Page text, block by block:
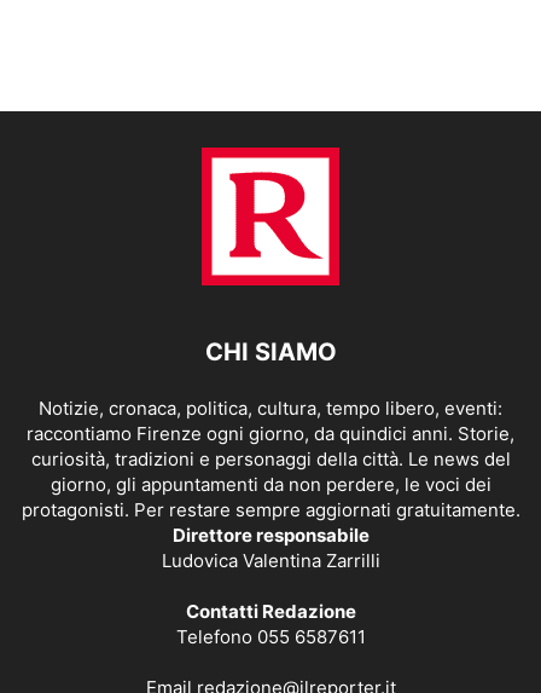
CHI SIAMO
Notizie, cronaca, politica, cultura, tempo libero, eventi:
raccontiamo Firenze ogni giorno, da quindici anni. Storie,
curiosità, tradizioni e personaggi della città. Le news del
giorno, gli appuntamenti da non perdere, le voci dei
protagonisti. Per restare sempre aggiornati gratuitamente.
Direttore responsabile
Ludovica Valentina Zarrilli
Contatti Redazione
Telefono 055 6587611
Email redazione@ilreporter.it